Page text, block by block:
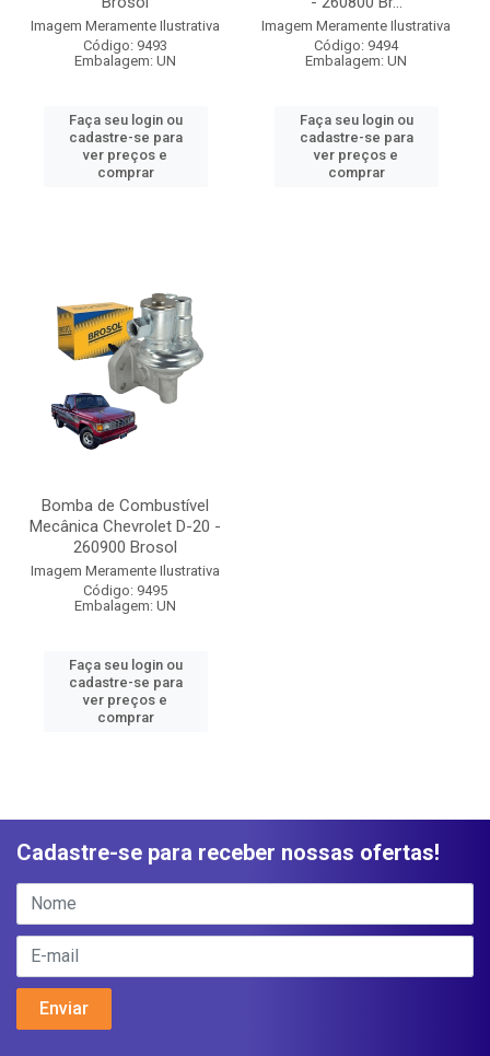
Imagem Meramente Ilustrativa
Código: 9493
Embalagem: UN
Faça seu login ou
cadastre-se para
ver preços e
comprar
Imagem Meramente Ilustrativa
Código: 9494
Embalagem: UN
Faça seu login ou
cadastre-se para
ver preços e
comprar
Bomba de Combustível
Mecânica Chevrolet D-20 -
260900 Brosol
Imagem Meramente Ilustrativa
Código: 9495
Embalagem: UN
Faça seu login ou
cadastre-se para
ver preços e
comprar
Cadastre-se para receber nossas ofertas!